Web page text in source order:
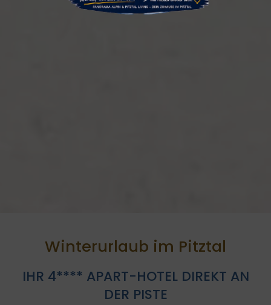
Winterurlaub im Pitztal
IHR 4**** APART-HOTEL DIREKT AN
DER PISTE